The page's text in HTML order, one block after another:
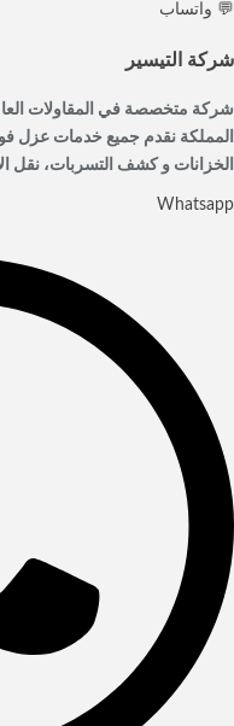
💬 واتساب
شركة التيسير
شركة متخصصة في المقاولات
المملكة نقدم جميع خدمات عزل
الخزانات و كشف التسربات، نقل
Whatsapp